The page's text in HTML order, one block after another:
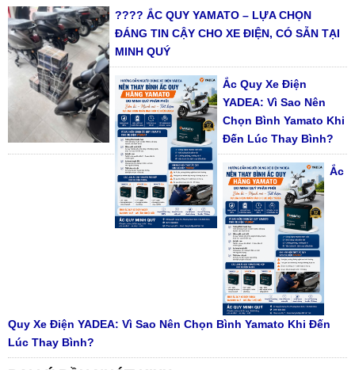
???? ẮC QUY YAMATO – LỰA CHỌN
ĐÁNG TIN CẬY CHO XE ĐIỆN, CÓ SẴN TẠI
MINH QUÝ
Ắc Quy Xe Điện
YADEA: Vì Sao Nên
Chọn Bình Yamato Khi
Đến Lúc Thay Bình?
Ắc
Quy Xe Điện YADEA: Vì Sao Nên Chọn Bình Yamato Khi Đến
Lúc Thay Bình?